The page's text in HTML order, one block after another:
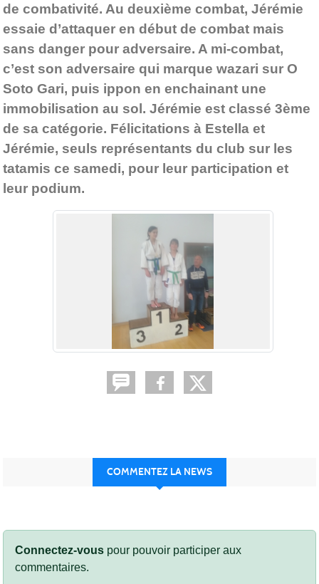
de combativité. Au deuxième combat, Jérémie
essaie d’attaquer en début de combat mais
sans danger pour adversaire. A mi-combat,
c’est son adversaire qui marque wazari sur O
Soto Gari, puis ippon en enchainant une
immobilisation au sol. Jérémie est classé 3ème
de sa catégorie. Félicitations à Estella et
Jérémie, seuls représentants du club sur les
tatamis ce samedi, pour leur participation et
leur podium.
COMMENTEZ LA NEWS
Connectez-vous pour pouvoir participer aux
commentaires.